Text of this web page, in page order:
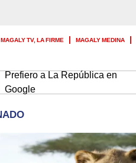
MAGALY TV, LA FIRME MAGALY MEDINA
Prefiero a La República en
Google